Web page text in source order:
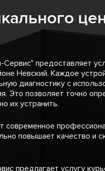
предоставляет
Невский. Каждое
диагностику с
Это позволяет точно
их устранить.
современное
повышает качество и
предлагает услугу